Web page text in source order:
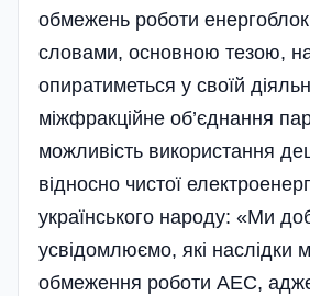
обмежень роботи
словами, основною тезою,
опиратиметься у своїй
міжфракційне об’єднання
можливість використання
відносно чистої
українського народу: «Ми
усвідомлюємо, які наслідки
обмеження роботи АЕС,